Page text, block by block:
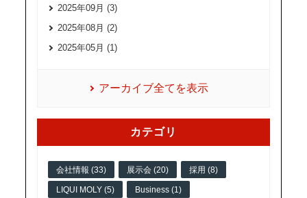
2025年09月 (3)
2025年08月 (2)
2025年05月 (1)
アーカイブ全てを表示
カテゴリ
会社情報 (33) 展示会 (20) 採用 (8)
LIQUI MOLY (5) Business (1)